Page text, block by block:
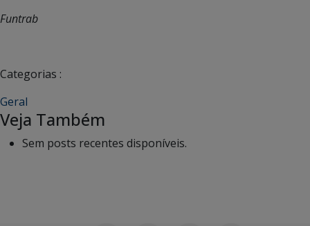
Funtrab
Categorias :
Geral
Veja Também
Sem posts recentes disponíveis.